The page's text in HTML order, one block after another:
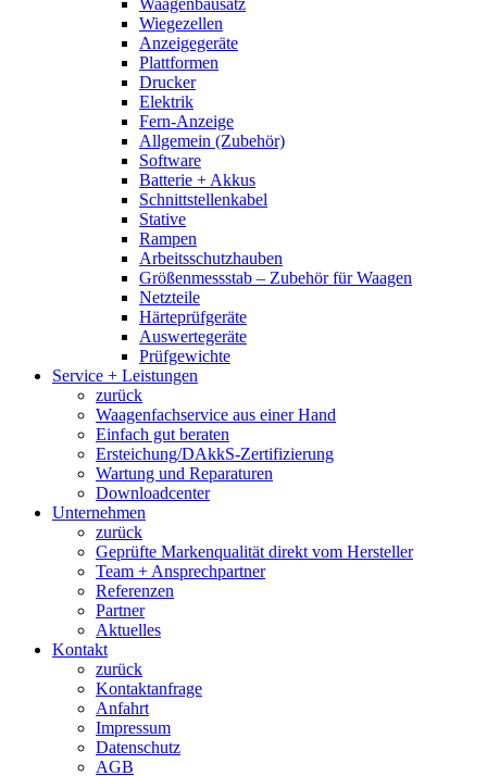
Waagenbausatz
Wiegezellen
Anzeigegeräte
Plattformen
Drucker
Elektrik
Fern-Anzeige
Allgemein (Zubehör)
Software
Batterie + Akkus
Schnittstellenkabel
Stative
Rampen
Arbeitsschutzhauben
Größenmessstab – Zubehör für Waagen
Netzteile
Härteprüfgeräte
Auswertegeräte
Prüfgewichte
Service + Leistungen
zurück
Waagenfachservice aus einer Hand
Einfach gut beraten
Ersteichung/DAkkS-Zertifizierung
Wartung und Reparaturen
Downloadcenter
Unternehmen
zurück
Geprüfte Markenqualität direkt vom Hersteller
Team + Ansprechpartner
Referenzen
Partner
Aktuelles
Kontakt
zurück
Kontaktanfrage
Anfahrt
Impressum
Datenschutz
AGB